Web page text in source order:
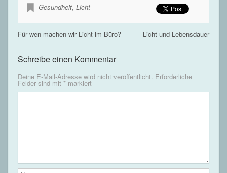
Gesundheit, Licht
Licht und Lebensdauer
Für wen machen wir Licht im Büro?
Schreibe einen Kommentar
Deine E-Mail-Adresse wird nicht veröffentlicht. Erforderliche
Felder sind mit *markiert